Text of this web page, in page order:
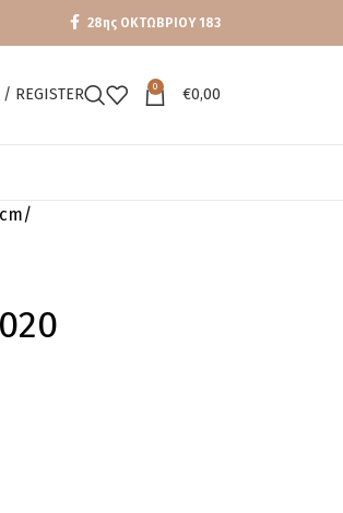
28ης ΟΚΤΩΒΡΙΟΥ 183
/ REGISTER 0 €0,00